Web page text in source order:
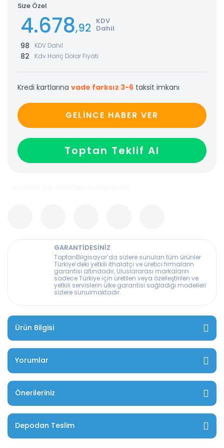
Size Özel
4.678,92 KDV
Dahil
98 KDV Dahil
82 Kdv Hariç Dolar Fiyatı
Kredi kartlarına vade farksız 3-6 taksit imkanı
GELİNCE HABER VER
Toptan Teklif Al
GARANTİDESİNİZ
ToptanBilgisayar’da sizlere sunulan tüm ürünler
Türkiye’deki yetkili ithalatçı ve üretici firmaların
garantisi altındadır, Uluslararası markaların
sadece Türkiye için üretilen veya özelleştirilen ve
yetkili servislerin ülke garantisi sağladığı modelleri
sizlere sunulmaktadır.
Ürün Bilgisi
Yorumlar
Önerileriniz
Depodan Teslim